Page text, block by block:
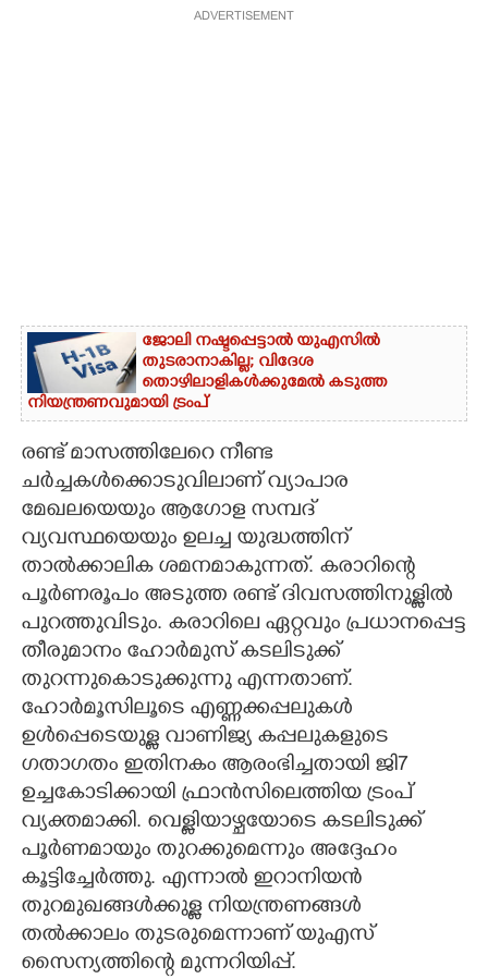
ADVERTISEMENT
ജോലി നഷ്ടപ്പെട്ടാൽ യുഎസിൽ
തുടരാനാകില്ല; വിദേശ
തൊഴിലാളികൾക്കുമേൽ കടുത്ത
നിയന്ത്രണവുമായി ട്രംപ്‌
രണ്ട് മാസത്തിലേറെ നീണ്ട
ചർച്ചകൾക്കൊടുവിലാണ് വ്യാപാര
മേഖലയെയും ആഗോള സമ്പദ്
വ്യവസ്ഥയെയും ഉലച്ച യുദ്ധത്തിന്
താൽക്കാലിക ശമനമാകുന്നത്. കരാറിന്റെ
പൂർണരൂപം അടുത്ത രണ്ട് ദിവസത്തിനുള്ളിൽ
പുറത്തുവിടും. കരാറിലെ ഏറ്റവും പ്രധാനപ്പെട്ട
തീരുമാനം ഹോർമുസ് കടലിടുക്ക്
തുറന്നുകൊടുക്കുന്നു എന്നതാണ്.
ഹോർമൂസിലൂടെ എണ്ണക്കപ്പലുകൾ
ഉൾപ്പെടെയുള്ള വാണിജ്യ കപ്പലുകളുടെ
ഗതാഗതം ഇതിനകം ആരംഭിച്ചതായി ജി7
ഉച്ചകോടിക്കായി ഫ്രാൻസിലെത്തിയ ട്രംപ്
വ്യക്തമാക്കി. വെള്ളിയാഴ്ചയോടെ കടലിടുക്ക്
പൂർണമായും തുറക്കുമെന്നും അദ്ദേഹം
കൂട്ടിച്ചേർത്തു. എന്നാൽ ഇറാനിയൻ
തുറമുഖങ്ങൾക്കുള്ള നിയന്ത്രണങ്ങൾ
തൽക്കാലം തുടരുമെന്നാണ് യുഎസ്
സൈന്യത്തിന്റെ മുന്നറിയിപ്പ്.